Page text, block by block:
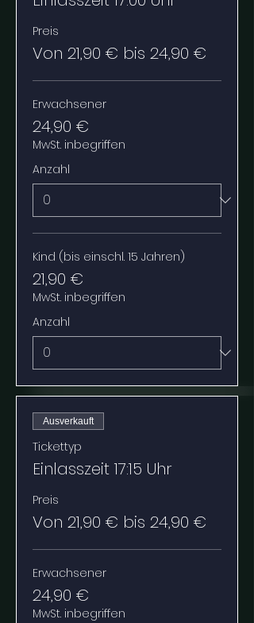
Preis
Von 21,90 € bis 24,90 €
Erwachsener
24,90 €
MwSt. inbegriffen
Anzahl
Kind (bis einschl. 15 Jahren)
21,90 €
MwSt. inbegriffen
Anzahl
Ausverkauft
Tickettyp
Einlasszeit 17:15 Uhr
Preis
Von 21,90 € bis 24,90 €
Erwachsener
24,90 €
MwSt. inbegriffen